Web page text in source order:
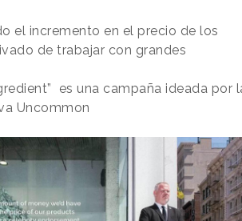
el incremento en el precio de los
de trabajar con grandes
es una campaña ideada por
Uncommon